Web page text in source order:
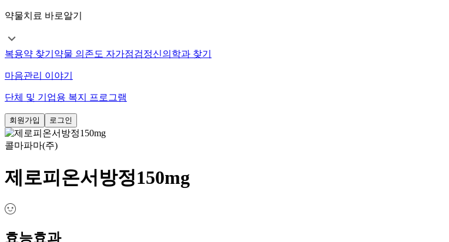
약물치료 바로알기
복용약 찾기 약물 의존도 자가점검정신의학과 찾기
마음관리 이야기
단체 및 기업용 복지 프로그램
회원가입 로그인
콜마파마(주)
제로피온서방정150mg
효능효과